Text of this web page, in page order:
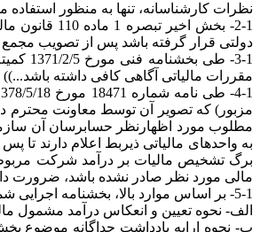
نظرات کارشناسانه، تنها به منظور
دولتی قرار گرفته باشد پس از تصویب
3-1-
مقررات مالیاتی آگاهی کافی داشته باشد...))
مزبور) که تصویر آن توسط معاونت محترم
مطلوب مورد اظهارنظر حسابرسان آن
به واحدهای مالیاتی ذیربط اعلام دارند
برگ تشخیص مالیات بر درآمد شرکت
مالی مورد نظر صادر نشده باشد، ضرورت
5-1- بر اساس موارد بالا، بخشنامه اجرایی شماره 925/78/م مورخ 1378/7/12 سازمان حسابرسی صادر شده است. دستورالعمل حاضر راه کارهای اجرایی برای موارد زیر را تشریح می کند:
الف- نحوه تعیین و انعکاس درآمد مشمول